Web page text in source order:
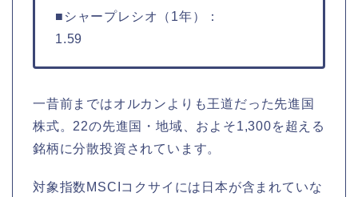
■シャープレシオ（1年）：
1.59
一昔前まではオルカンよりも王道だった先進国
株式。22の先進国・地域、およそ1,300を超える
銘柄に分散投資されています。
対象指数MSCIコクサイには日本が含まれていな